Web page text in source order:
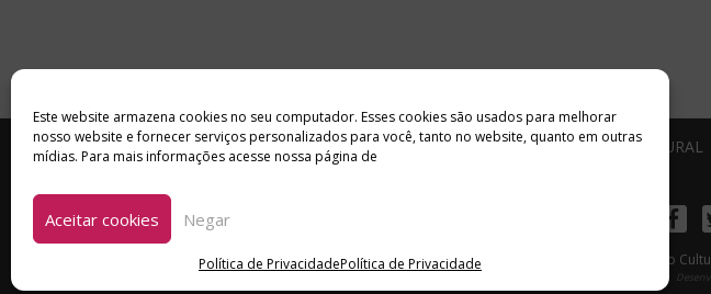
Este website armazena cookies no seu computador. Esses cookies são usados ​​para melhorar
nosso website e fornecer serviços personalizados para você, tanto no website, quanto em outras
mídias. Para mais informações acesse nossa página de
Aceitar cookies Negar
Política de PrivacidadePolítica de Privacidade
INÍCIO SOBRE ANUNCIE ESTÚDIO ACESSO CULTURAL
2026 Acesso